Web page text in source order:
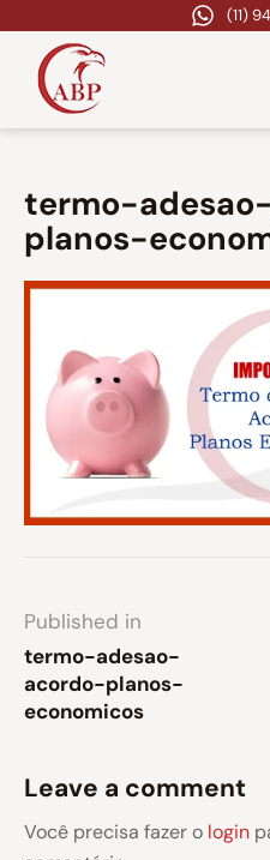
(11)
termo-
planos-
Published in
termo-adesao-
acordo-planos-
economicos
Leave a comment
Você precisa fazer o login